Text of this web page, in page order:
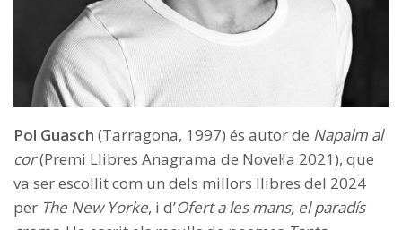
Pol Guasch (Tarragona, 1997) és autor de Napalm al
cor(Premi Llibres Anagrama de Novel·la 2021), que
va ser escollit com un dels millors llibres del 2024
per The New Yorke, i d’Ofert a les mans, el paradís